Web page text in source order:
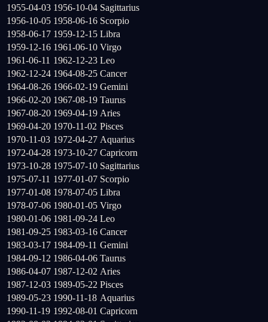
1955-04-03 1956-10-04 Sagittarius
1956-10-05 1958-06-16 Scorpio
1958-06-17 1959-12-15 Libra
1959-12-16 1961-06-10 Virgo
1961-06-11 1962-12-23 Leo
1962-12-24 1964-08-25 Cancer
1964-08-26 1966-02-19 Gemini
1966-02-20 1967-08-19 Taurus
1967-08-20 1969-04-19 Aries
1969-04-20 1970-11-02 Pisces
1970-11-03 1972-04-27 Aquarius
1972-04-28 1973-10-27 Capricorn
1973-10-28 1975-07-10 Sagittarius
1975-07-11 1977-01-07 Scorpio
1977-01-08 1978-07-05 Libra
1978-07-06 1980-01-05 Virgo
1980-01-06 1981-09-24 Leo
1981-09-25 1983-03-16 Cancer
1983-03-17 1984-09-11 Gemini
1984-09-12 1986-04-06 Taurus
1986-04-07 1987-12-02 Aries
1987-12-03 1989-05-22 Pisces
1989-05-23 1990-11-18 Aquarius
1990-11-19 1992-08-01 Capricorn